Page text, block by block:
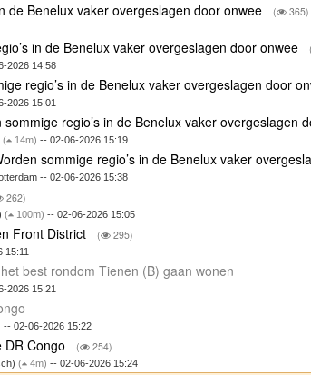
de Benelux vaker overgeslagen door onwee ( 365)
in de Benelux vaker overgeslagen door onwee (
2026 14:58
regio’s in de Benelux vaker overgeslagen door
2026 15:01
sommige regio’s in de Benelux vaker overgeslagen
( 14m) -- 02-06-2026 15:19
sommige regio’s in de Benelux vaker
-- 02-06-2026 15:38
262)
( 100m) -- 02-06-2026 15:05
Front District ( 295)
15:11
best rondom Tienen (B) gaan wonen
2026 15:21
-- 02-06-2026 15:22
DR Congo ( 254)
( 4m) -- 02-06-2026 15:24